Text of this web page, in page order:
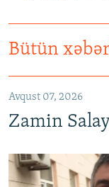
Bütün
Avqust 07, 2026
Zamin